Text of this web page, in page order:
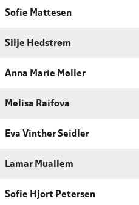
Sofie Mattesen
Silje Hedstrøm
Anna Marie Møller
Melisa Raifova
Eva Vinther Seidler
Lamar Muallem
Sofie Hjort Petersen